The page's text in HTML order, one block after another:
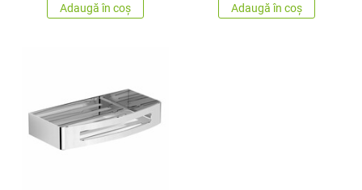
Adaugă în coș Adaugă în coș